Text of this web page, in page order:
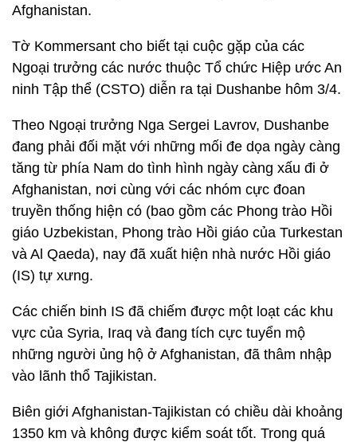
Afghanistan.
Tờ Kommersant cho biết tại cuộc gặp của các
Ngoại trưởng các nước thuộc Tổ chức Hiệp ước An
ninh Tập thể (CSTO) diễn ra tại Dushanbe hôm 3/4.
Theo Ngoại trưởng Nga Sergei Lavrov, Dushanbe
đang phải đối mặt với những mối đe dọa ngày càng
tăng từ phía Nam do tình hình ngày càng xấu đi ở
Afghanistan, nơi cùng với các nhóm cực đoan
truyền thống hiện có (bao gồm các Phong trào Hồi
giáo Uzbekistan, Phong trào Hồi giáo của Turkestan
và Al Qaeda), nay đã xuất hiện nhà nước Hồi giáo
(IS) tự xưng.
Các chiến binh IS đã chiếm được một loạt các khu
vực của Syria, Iraq và đang tích cực tuyển mộ
những người ủng hộ ở Afghanistan, đã thâm nhập
vào lãnh thổ Tajikistan.
Biên giới Afghanistan-Tajikistan có chiều dài khoảng
1350 km và không được kiểm soát tốt. Trong quá